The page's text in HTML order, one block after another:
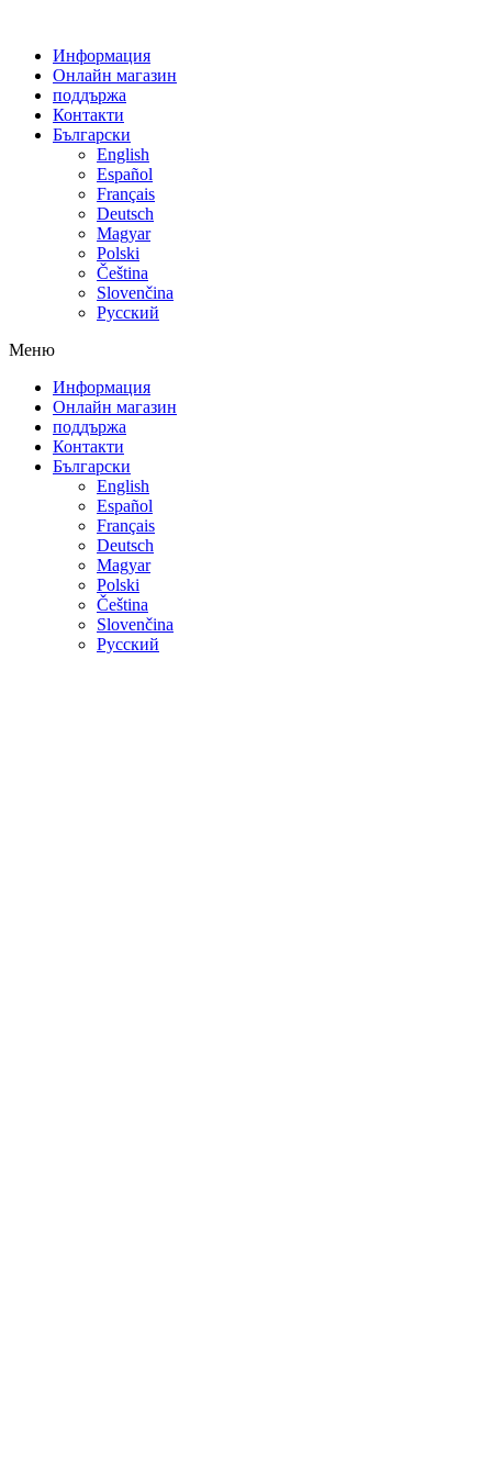
Информация
Онлайн магазин
поддържа
Контакти
Български
English
Español
Français
Deutsch
Magyar
Polski
Čeština
Slovenčina
Русский
Меню
Информация
Онлайн магазин
поддържа
Контакти
Български
English
Español
Français
Deutsch
Magyar
Polski
Čeština
Slovenčina
Русский